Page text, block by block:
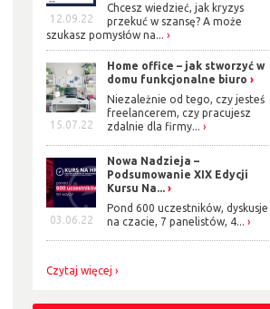
12.09.22
Chcesz wiedzieć, jak kryzys
przekuć w szansę? A może
szukasz pomysłów na...
15.07.22
Home office – jak stworzyć w
domu funkcjonalne biuro
Niezależnie od tego, czy jesteś
freelancerem, czy pracujesz
zdalnie dla firmy...
03.06.22
Nowa Nadzieja –
Podsumowanie XIX Edycji
Kursu Na...
Pond 600 uczestników, dyskusje
na czacie, 7 panelistów, 4...
Czytaj więcej